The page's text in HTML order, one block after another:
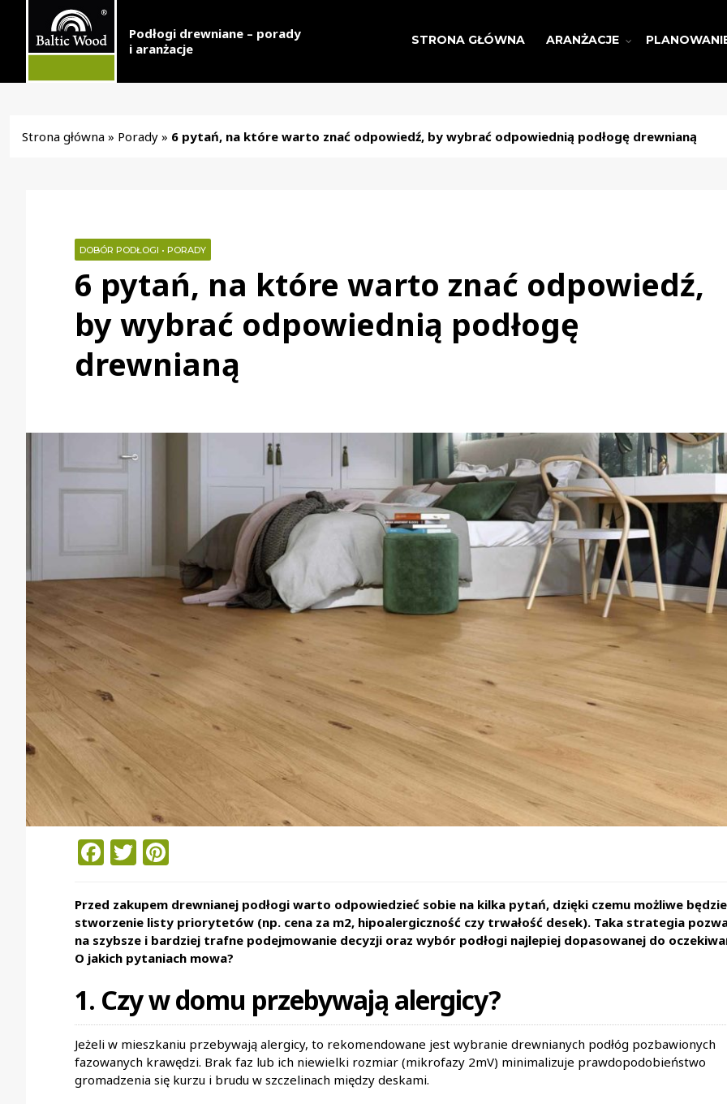
Podłogi drewniane – porady
i aranżacje
STRONA GŁÓWNA ARANŻACJE
Strona główna » Porady » 6 pytań, na które warto znać odpowiedź, by wybrać odpowiednią podłogę drewnianą
DOBÓR PODŁOGI • PORADY
6 pytań, na które warto znać odpowiedź,
by wybrać odpowiednią podłogę
drewnianą
Facebook
Twitter
Przed zakupem drewnianej podłogi warto odpowiedzieć sobie na kilka pytań, dzięki czemu możliwe będzie
stworzenie listy priorytetów (np. cena za m2, hipoalergiczność czy trwałość desek). Taka strategia
na szybsze i bardziej trafne podejmowanie decyzji oraz wybór podłogi najlepiej dopasowanej do
O jakich pytaniach mowa?
1. Czy w domu przebywają alergicy?
Jeżeli w mieszkaniu przebywają alergicy, to rekomendowane jest wybranie drewnianych podłóg pozbawionych
fazowanych krawędzi. Brak faz lub ich niewielki rozmiar (mikrofazy 2mV) minimalizuje prawdopodobieństwo
gromadzenia się kurzu i brudu w szczelinach między deskami.